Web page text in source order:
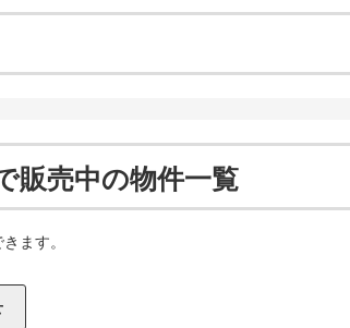
販売中の物件一覧
ます。